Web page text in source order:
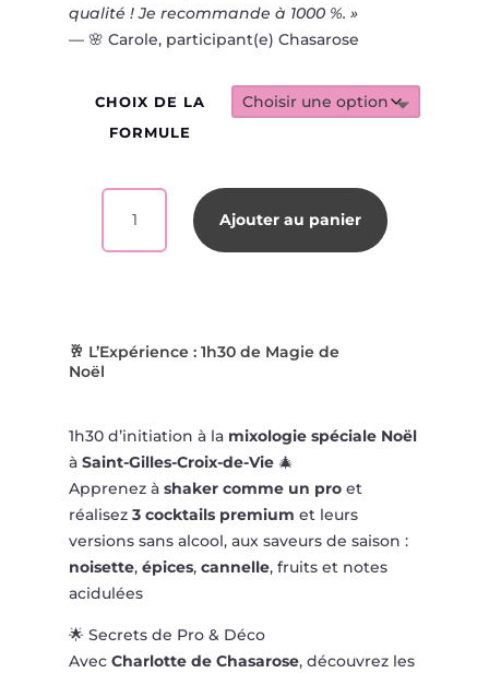
qualité ! Je recommande à 1000 %. »
— 🌸 Carole, participant(e) Chasarose
CHOIX DE LA
FORMULE
QUANTITÉ
ATELIER
À
SAINT-
CROIX-
Ajouter au panier
🥂 L’Expérience : 1h30 de Magie de
Noël
1h30 d’initiation à la mixologie spéciale Noël
à Saint-Gilles-Croix-de-Vie🎄
Apprenez à shaker comme un proet
réalisez 3 cocktails premium et leurs
versions sans alcool, aux saveurs de saison :
noisette, épices, cannelle, fruits et notes
acidulées
🌟 Secrets de Pro & Déco
Avec Charlotte de Chasarose, découvrez les